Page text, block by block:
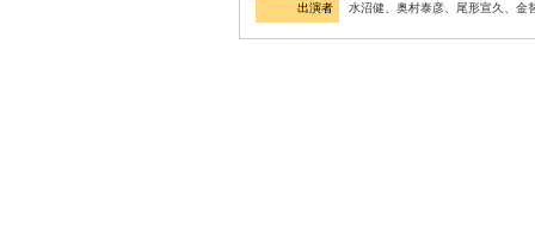
出演者 水沼健、奥村泰彦、尾形宣久、金